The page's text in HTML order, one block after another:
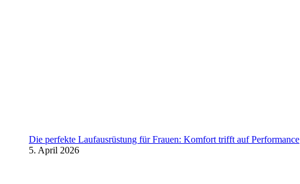
Die perfekte Laufausrüstung für Frauen: Komfort trifft auf Performance
5. April 2026